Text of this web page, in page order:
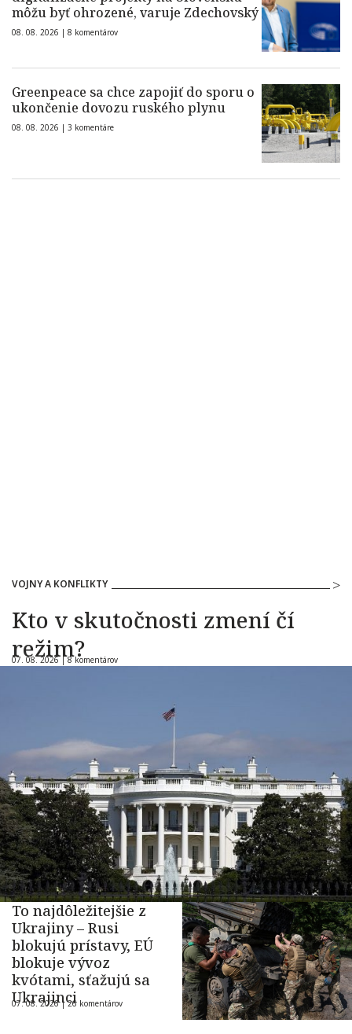
môžu byť ohrozené, varuje Zdechovský
08. 08. 2026 | 8 komentárov
Greenpeace sa chce zapojiť do sporu o
ukončenie dovozu ruského plynu
08. 08. 2026 | 3 komentáre
VOJNY A KONFLIKTY
Kto v skutočnosti zmení čí
režim?
07. 08. 2026 |8 komentárov
To najdôležitejšie z
Ukrajiny – Rusi
blokujú prístavy, EÚ
blokuje vývoz
kvótami, sťažujú sa
Ukrajinci
07. 08. 2026 |26 komentárov